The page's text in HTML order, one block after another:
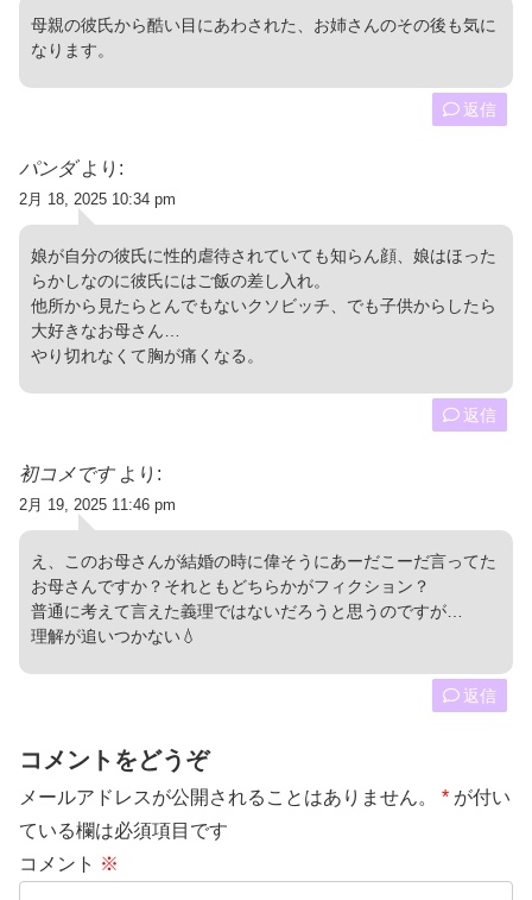
母親の彼氏から酷い目にあわされた、お姉さんのその後も気に
なります。
返信
パンダ より:
2月 18, 2025 10:34 pm
娘が自分の彼氏に性的虐待されていても知らん顔、娘はほった
らかしなのに彼氏にはご飯の差し入れ。
他所から見たらとんでもないクソビッチ、でも子供からしたら
大好きなお母さん…
やり切れなくて胸が痛くなる。
返信
初コメです より:
2月 19, 2025 11:46 pm
え、このお母さんが結婚の時に偉そうにあーだこーだ言ってた
お母さんですか？それともどちらかがフィクション？
普通に考えて言えた義理ではないだろうと思うのですが…
理解が追いつかない💧
返信
コメントをどうぞ
メールアドレスが公開されることはありません。 * が付い
ている欄は必須項目です
コメント ※